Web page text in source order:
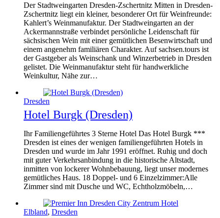
Der Stadtweingarten Dresden-Zschertnitz Mitten in Dresden-
Zschertnitz liegt ein kleiner, besonderer Ort für Weinfreunde:
Kahlert’s Weinmanufaktur. Der Stadtweingarten an der
Ackermannstraße verbindet persönliche Leidenschaft für
sächsischen Wein mit einer gemütlichen Besenwirtschaft und
einem angenehm familiären Charakter. Auf sachsen.tours ist
der Gastgeber als Weinschank und Winzerbetrieb in Dresden
gelistet. Die Weinmanufaktur steht für handwerkliche
Weinkultur, Nähe zur…
Dresden
Hotel Burgk (Dresden)
Ihr Familiengeführtes 3 Sterne Hotel Das Hotel Burgk ***
Dresden ist eines der wenigen familiengeführten Hotels in
Dresden und wurde im Jahr 1991 eröffnet. Ruhig und doch
mit guter Verkehrsanbindung in die historische Altstadt,
inmitten von lockerer Wohnbebauung, liegt unser modernes
gemütliches Haus. 18 Doppel- und 6 Einzelzimmer:Alle
Zimmer sind mit Dusche und WC, Echtholzmöbeln,…
Elbland, Dresden